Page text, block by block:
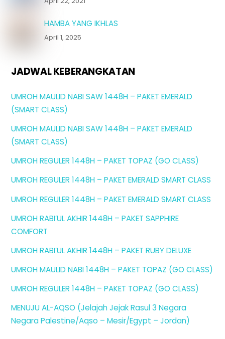
HAMBA YANG IKHLAS
April 1, 2025
JADWAL KEBERANGKATAN
UMROH MAULID NABI SAW 1448H – PAKET EMERALD
(SMART CLASS)
UMROH MAULID NABI SAW 1448H – PAKET EMERALD
(SMART CLASS)
UMROH REGULER 1448H – PAKET TOPAZ (GO CLASS)
UMROH REGULER 1448H – PAKET EMERALD SMART CLASS
UMROH REGULER 1448H – PAKET EMERALD SMART CLASS
UMROH RABI’UL AKHIR 1448H – PAKET SAPPHIRE
COMFORT
UMROH RABI’UL AKHIR 1448H – PAKET RUBY DELUXE
UMROH MAULID NABI 1448H – PAKET TOPAZ (GO CLASS)
UMROH REGULER 1448H – PAKET TOPAZ (GO CLASS)
MENUJU AL-AQSO (Jelajah Jejak Rasul 3 Negara
Negara Palestine/Aqso – Mesir/Egypt – Jordan)